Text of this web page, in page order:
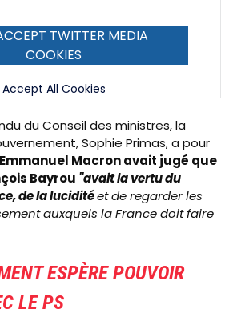
TWITTER MEDIA
COOKIES
Accept All Cookies
du Conseil des ministres, la
Sophie Primas, a pour
Emmanuel Macron avait jugé que
Bayrou "avait la vertu du
de la luciditéet de regarder les
auxquels la France doit faire
ESPÈRE POUVOIR
LE PS